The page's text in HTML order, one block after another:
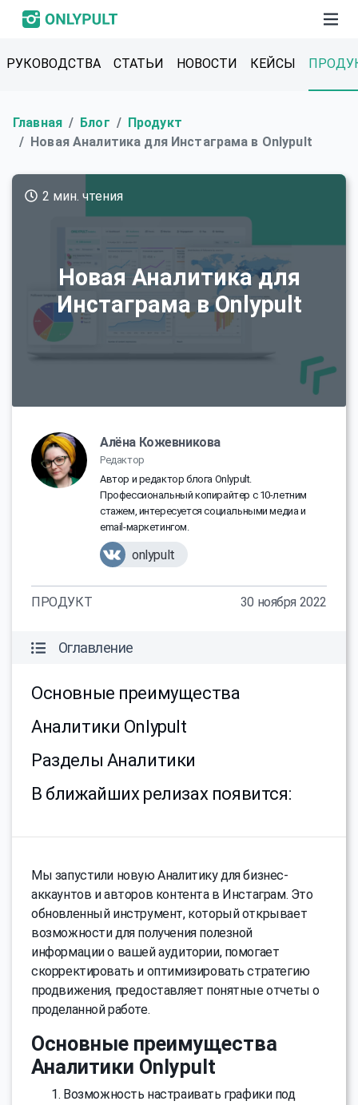
РУКОВОДСТВА СТАТЬИ НОВОСТИ КЕЙСЫ
Главная Блог
Продукт
Новая Аналитика для Инстаграма в Onlypult
Новая Аналитика для
Инстаграма в Onlypult
2 мин. чтения
Алёна Кожевникова
Редактор
Автор и редактор блога Onlypult.
Профессиональный копирайтер с 10-летним
стажем, интересуется социальными медиа и
email-маркетингом.
onlypult
ПРОДУКТ 30 ноября 2022
Оглавление
Основные преимущества
Аналитики Onlypult
Разделы Аналитики
В ближайших релизах появится:
Мы запустили новую Аналитику для бизнес-
аккаунтов и авторов контента в Инстаграм. Это
обновленный инструмент, который открывает
возможности для получения полезной
информации о вашей аудитории, помогает
скорректировать и оптимизировать стратегию
продвижения, предоставляет понятные отчеты о
проделанной работе.
Основные преимущества
Аналитики Onlypult
Возможность настраивать графики под